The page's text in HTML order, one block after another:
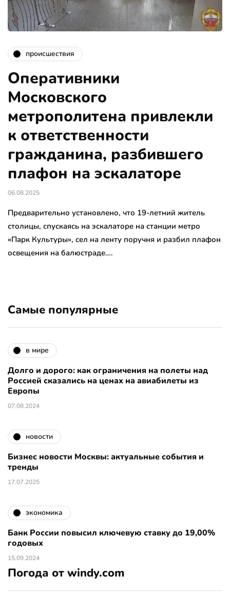
происшествия
Оперативники
Московского
метрополитена привлекли
к ответственности
гражданина, разбившего
плафон на эскалаторе
06.08.2025
Предварительно установлено, что 19-летний житель
столицы, спускаясь на эскалаторе на станции метро
«Парк Культуры», сел на ленту поручня и разбил плафон
освещения на балюстраде….
Самые популярные
в мире
Долго и дорого: как ограничения на полеты над
Россией сказались на ценах на авиабилеты из
Европы
07.08.2024
новости
Бизнес новости Москвы: актуальные события и
тренды
17.07.2025
экономика
Банк России повысил ключевую ставку до 19,00%
годовых
15.09.2024
Погода от windy.com